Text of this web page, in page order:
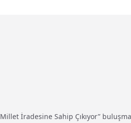
İradesine Sahip Çıkıyor”